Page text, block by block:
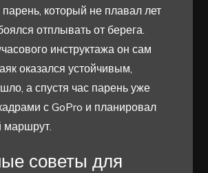
парень, который не плавал лет
отплывать от берега.
инструктажа он сам
оказался устойчивым,
а спустя час парень уже
с GoPro и планировал
советы для